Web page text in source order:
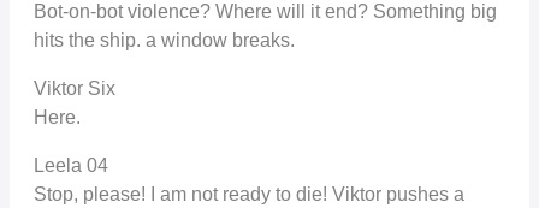
Bot-on-bot violence? Where will it end? Something big
hits the ship. a window breaks.
Viktor Six
Here.
Leela 04
Stop, please! I am not ready to die! Viktor pushes a